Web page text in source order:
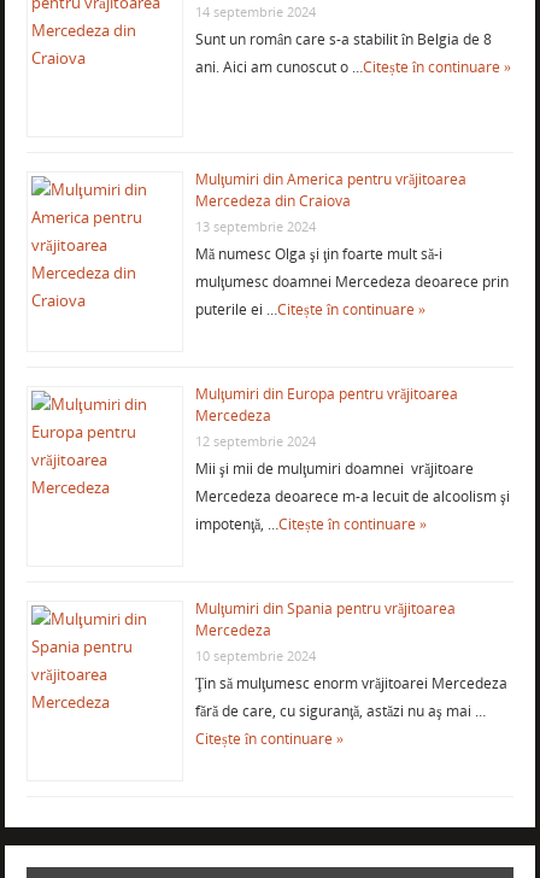
14 septembrie 2024
Sunt un român care s-a stabilit în Belgia de 8
ani. Aici am cunoscut o …Citește în continuare »
Mulţumiri din America pentru vrăjitoarea
Mercedeza din Craiova
13 septembrie 2024
Mă numesc Olga şi ţin foarte mult să-i
mulţumesc doamnei Mercedeza deoarece prin
puterile ei …Citește în continuare »
Mulţumiri din Europa pentru vrăjitoarea
Mercedeza
12 septembrie 2024
Mii şi mii de mulţumiri doamnei vrăjitoare
Mercedeza deoarece m-a lecuit de alcoolism şi
impotenţă, …Citește în continuare »
Mulţumiri din Spania pentru vrăjitoarea
Mercedeza
10 septembrie 2024
Ţin să mulţumesc enorm vrăjitoarei Mercedeza
fără de care, cu siguranţă, astăzi nu aş mai …
Citește în continuare »